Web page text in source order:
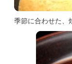
季節に合わせた、